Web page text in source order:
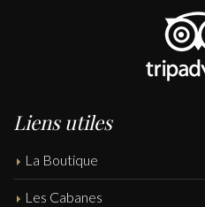
Liens utiles
La Boutique
Les Cabanes